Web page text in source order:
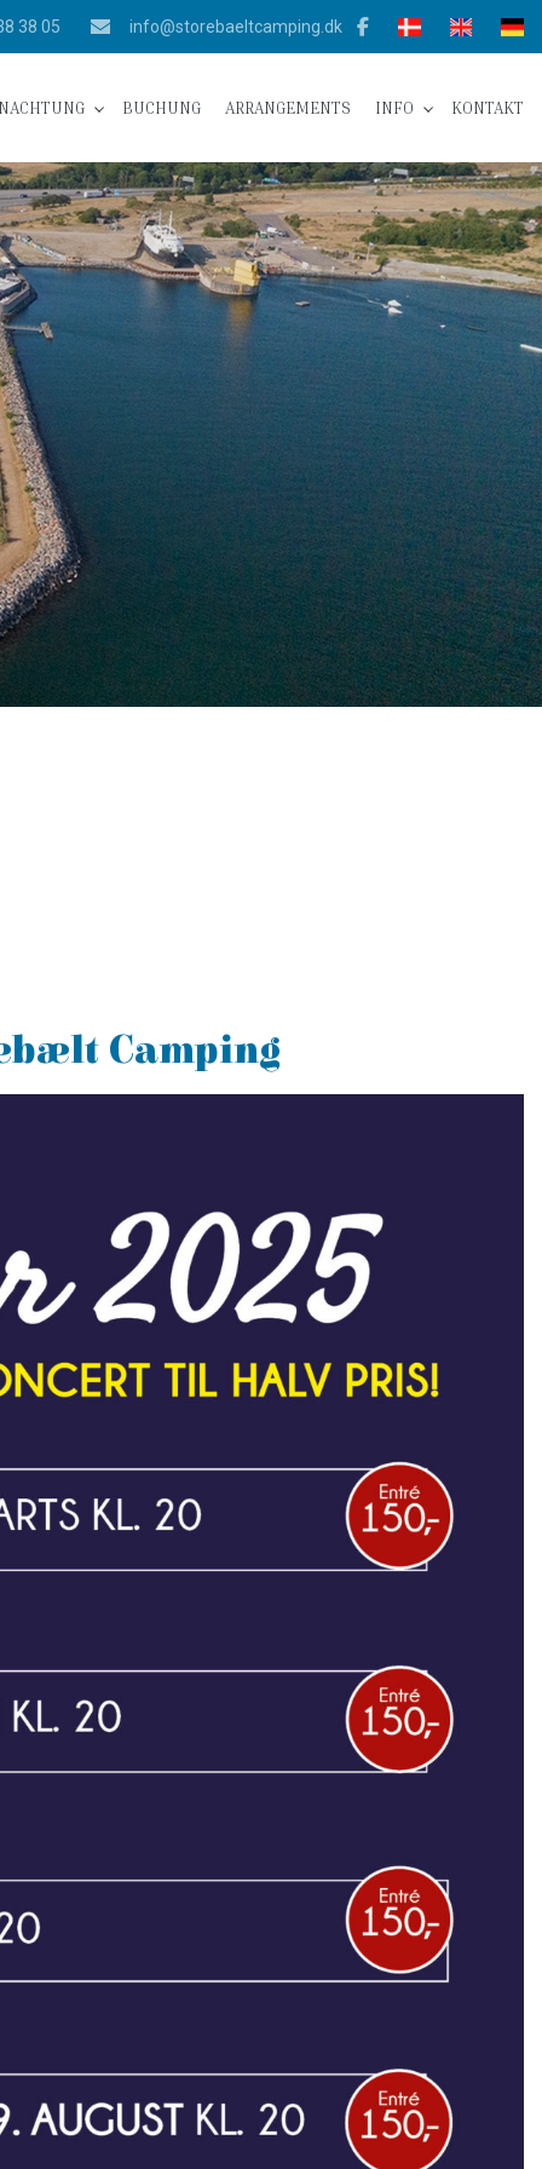
38 05 info@storebaeltcamping.dk
BUCHUNG ARRANGEMENTS INFO KONTAKT
Camping